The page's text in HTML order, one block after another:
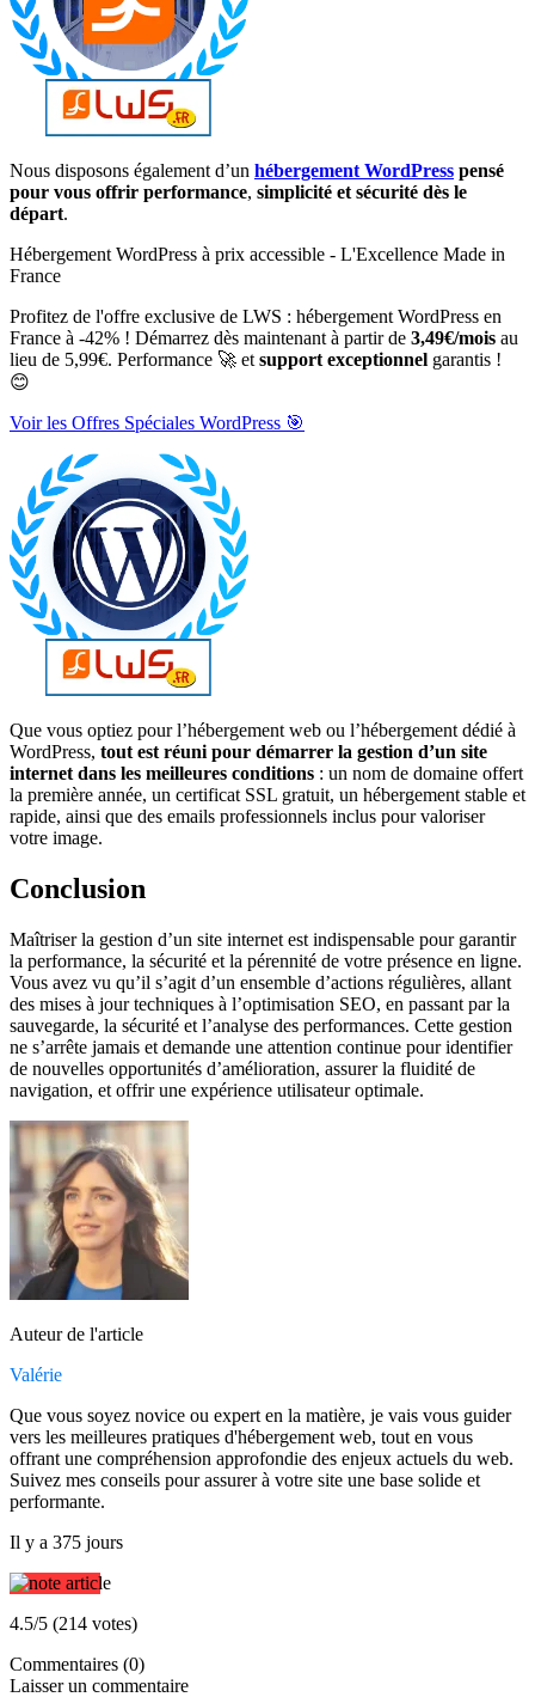
Nous disposons également d’un hébergement WordPress pensé
pour vous offrir performance, simplicité et sécurité dès le
départ.
Hébergement WordPress à prix accessible - L'Excellence Made in
France
Profitez de l'offre exclusive de LWS : hébergement WordPress en
France à -42% ! Démarrez dès maintenant à partir de 3,49€/mois au
lieu de 5,99€. Performance 🚀 et support exceptionnel garantis !
😊
Voir les Offres Spéciales WordPress 🎯
Que vous optiez pour l’hébergement web ou l’hébergement dédié à
WordPress, tout est réuni pour démarrer la gestion d’un site
internet dans les meilleures conditions : un nom de domaine offert
la première année, un certificat SSL gratuit, un hébergement stable et
rapide, ainsi que des emails professionnels inclus pour valoriser
votre image.
Conclusion
Maîtriser la gestion d’un site internet est indispensable pour garantir
la performance, la sécurité et la pérennité de votre présence en ligne.
Vous avez vu qu’il s’agit d’un ensemble d’actions régulières, allant
des mises à jour techniques à l’optimisation SEO, en passant par la
sauvegarde, la sécurité et l’analyse des performances. Cette gestion
ne s’arrête jamais et demande une attention continue pour identifier
de nouvelles opportunités d’amélioration, assurer la fluidité de
navigation, et offrir une expérience utilisateur optimale.
Auteur de l'article
Valérie
Que vous soyez novice ou expert en la matière, je vais vous guider
vers les meilleures pratiques d'hébergement web, tout en vous
offrant une compréhension approfondie des enjeux actuels du web.
Suivez mes conseils pour assurer à votre site une base solide et
performante.
Il y a 375 jours
4.5/5 (214 votes)
Commentaires (0)
Laisser un commentaire